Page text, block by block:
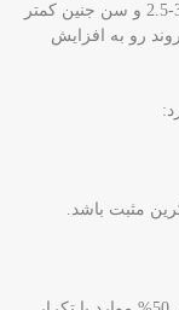
اولین اندازه‌گیری در مواردی که AFP MoM بین 3.5-2.5 و سن جنین کمتر
رو به افزایش